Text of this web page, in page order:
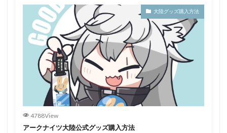
大陸グッズ購入方法
4788View
アークナイツ大陸公式グッズ購入方法